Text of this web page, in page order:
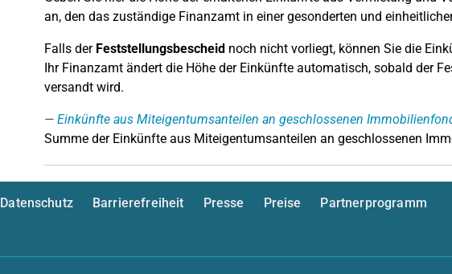
an, den das zuständige Finanzamt in einer gesonderten und
Falls der Feststellungsbescheidnoch nicht vorliegt, können Sie die
Ihr Finanzamt ändert die Höhe der Einkünfte automatisch, sobald der
versandt wird.
Einkünfte aus Miteigentumsanteilen an geschlossenen
Summe der Einkünfte aus Miteigentumsanteilen an geschlossenen
Datenschutz Barrierefreiheit Presse Preise
Partnerprogramm